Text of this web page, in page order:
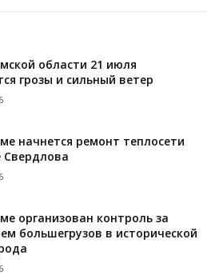
области 21 июля
грозы и сильный ветер
начнется ремонт теплосети
Свердлова
организован контроль за
большегрузов в исторической